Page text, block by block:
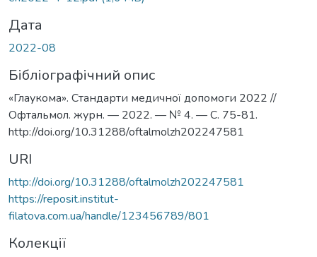
Дата
2022-08
Бібліографічний опис
«Глаукома». Стандарти медичної допомоги 2022 //
Офтальмол. журн. — 2022. — № 4. — С. 75-81.
http://doi.org/10.31288/oftalmolzh202247581
URI
http://doi.org/10.31288/oftalmolzh202247581
https://reposit.institut-
filatova.com.ua/handle/123456789/801
Колекції